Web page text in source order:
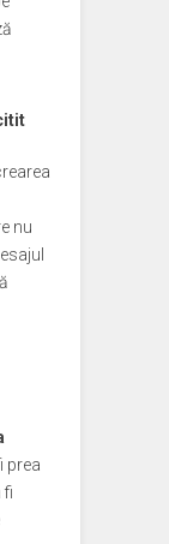
nu
prea
fi